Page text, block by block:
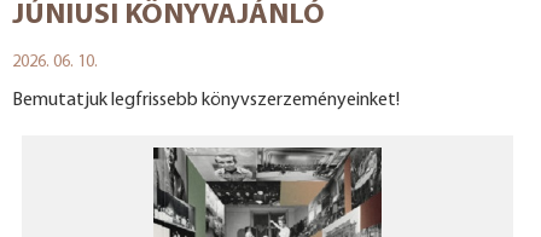
JÚNIUSI KÖNYVAJÁNLÓ
2026. 06. 10.
Bemutatjuk legfrissebb könyvszerzeményeinket!